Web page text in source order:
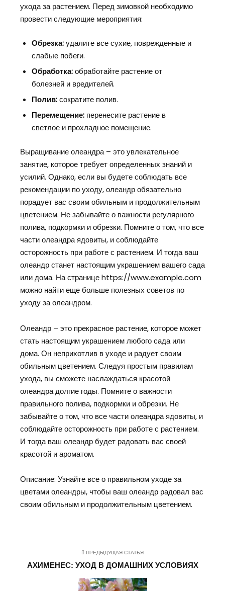
ухода за растением. Перед зимовкой необходимо
провести следующие мероприятия:
Обрезка:удалите все сухие, поврежденные и
слабые побеги.
Обработка:обработайте растение от
болезней и вредителей.
Полив:сократите полив.
Перемещение:перенесите растение в
светлое и прохладное помещение.
Выращивание олеандра – это увлекательное
занятие, которое требует определенных знаний и
усилий. Однако, если вы будете соблюдать все
рекомендации по уходу, олеандр обязательно
порадует вас своим обильным и продолжительным
цветением. Не забывайте о важности регулярного
полива, подкормки и обрезки. Помните о том, что все
части олеандра ядовиты, и соблюдайте
осторожность при работе с растением. И тогда ваш
олеандр станет настоящим украшением вашего сада
или дома. На странице https://www.example.com
можно найти еще больше полезных советов по
уходу за олеандром.
Олеандр – это прекрасное растение, которое может
стать настоящим украшением любого сада или
дома. Он неприхотлив в уходе и радует своим
обильным цветением. Следуя простым правилам
ухода, вы сможете наслаждаться красотой
олеандра долгие годы. Помните о важности
правильного полива, подкормки и обрезки. Не
забывайте о том, что все части олеандра ядовиты, и
соблюдайте осторожность при работе с растением.
И тогда ваш олеандр будет радовать вас своей
красотой и ароматом.
Описание: Узнайте все о правильном уходе за
цветами олеандры, чтобы ваш олеандр радовал вас
своим обильным и продолжительным цветением.
ПРЕДЫДУЩАЯ СТАТЬЯ
АХИМЕНЕС: УХОД В ДОМАШНИХ УСЛОВИЯХ